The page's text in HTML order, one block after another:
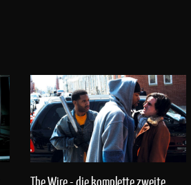
The Wire - die komplette zweite